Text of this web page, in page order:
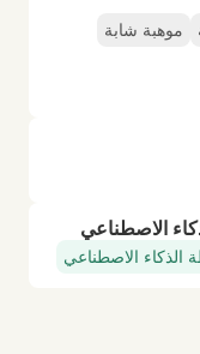
موهبة شابة
الاصطناعي
الذكاء الاصطناعي